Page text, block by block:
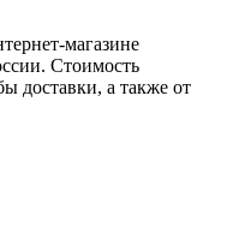
магазине
Стоимость
доставки, а также от